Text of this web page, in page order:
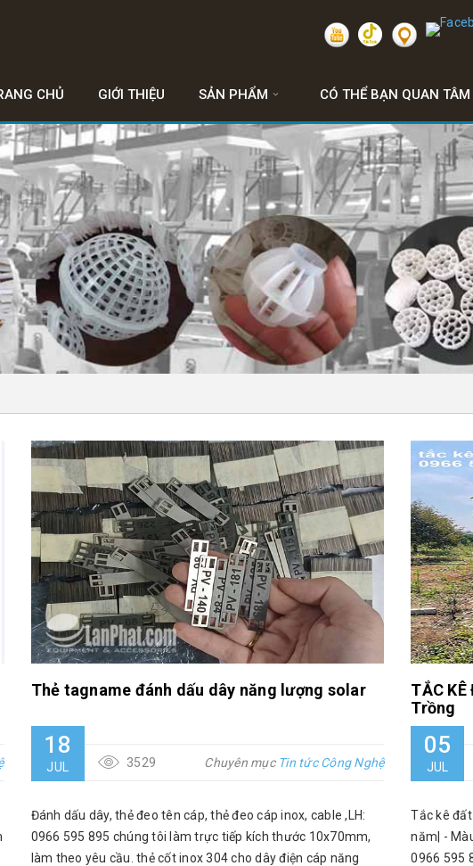
CHỦ GIỚI THIỆU SẢN PHẨM CÓ THỂ BẠN QUAN TÂM
TIN TỨC & VIDEO CLIP
Thẻ tagname đánh dấu dây năng lượng solar
18
JUL 3529 Chuyên mục Tin tức Công Nghệ
Đánh dấu dây, thẻ đeo tên cáp, thẻ đeo cáp inox, cable ,LH:
0966 595 895 chúng tôi làm trực tiếp kích thước 10x70mm,
làm theo yêu cầu. thẻ cốt inox 304 cho dây điện cáp năng
TẮC
Trồng
05
JUL
Tắc kê
năm| -
0966 595